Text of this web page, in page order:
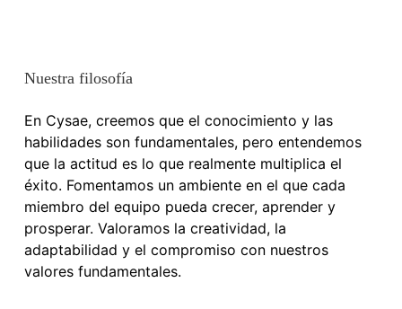
Nuestra filosofía
En Cysae, creemos que el conocimiento y las
habilidades son fundamentales, pero entendemos
que la actitud es lo que realmente multiplica el
éxito. Fomentamos un ambiente en el que cada
miembro del equipo pueda crecer, aprender y
prosperar. Valoramos la creatividad, la
adaptabilidad y el compromiso con nuestros
valores fundamentales.